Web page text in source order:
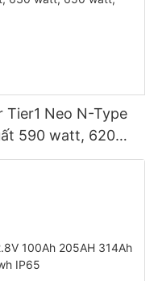
Neo N-Type
590 watt, 620
module hai mặt.